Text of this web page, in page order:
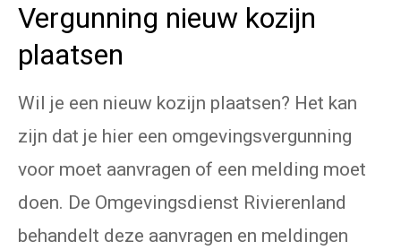
Vergunning nieuw kozijn
plaatsen
Wil je een nieuw kozijn plaatsen? Het kan
zijn dat je hier een omgevingsvergunning
voor moet aanvragen of een melding moet
doen. De Omgevingsdienst Rivierenland
behandelt deze aanvragen en meldingen